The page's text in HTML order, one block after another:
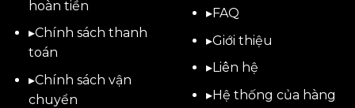
hoàn tiền
▸Chính sách thanh
toán
▸Chính sách vận
chuyển
▸FAQ
▸Giới thiệu
▸Liên hệ
▸Hệ thống của hàng